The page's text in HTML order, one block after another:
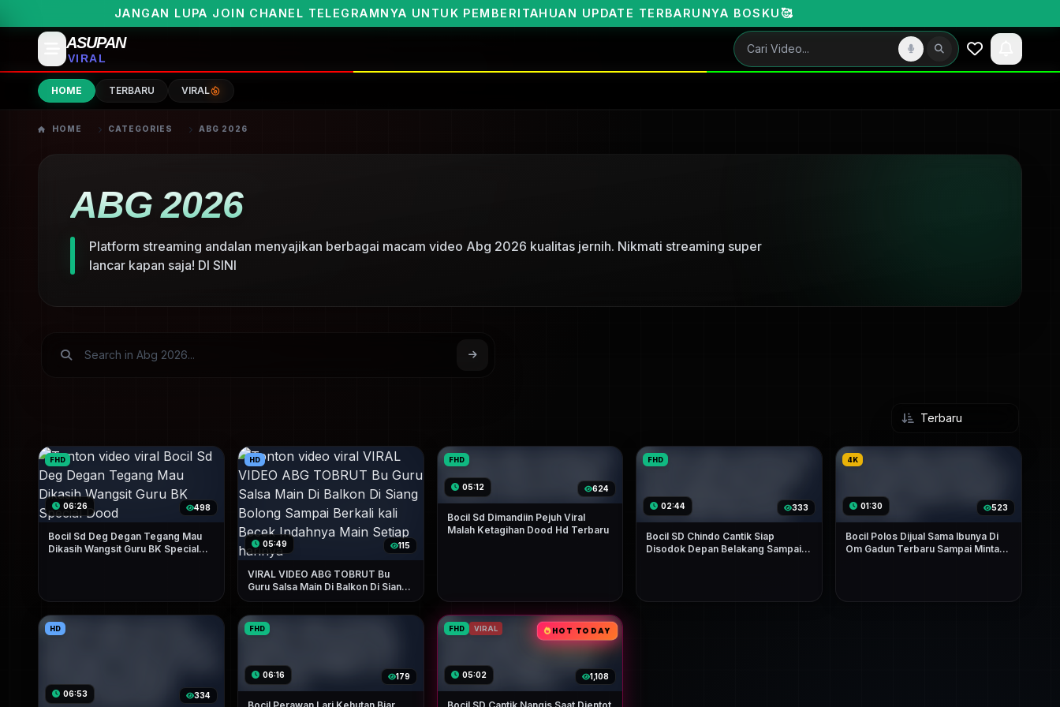
JANGAN LUPA JOIN CHANEL TELEGRAMNYA UNTUK PEMBERITAHUAN UPDATE TERBARUNYA BOSKU🥰
ASUPAN
VIRAL
HOME TERBARU VIRAL
HOME CATEGORIES ABG 2026
ABG 2026
Platform streaming andalan menyajikan berbagai macam video Abg 2026 kualitas jernih. Nikmati streaming super
lancar kapan saja! DI SINI
FHD
06:26 498
Bocil Sd Deg Degan Tegang Mau
Dikasih Wangsit Guru BK Special
HD
05:49 115
VIRAL VIDEO ABG TOBRUT Bu
Guru Salsa Main Di Balkon Di Siang
Bolong Sampai Berkali-kali Becek
Indahnya Main Setiap harinya
FHD
05:12 624
Bocil Sd Dimandiin Pejuh Viral
Malah Ketagihan Dood Hd Terbaru
FHD
02:44 333
Bocil SD Chindo Cantik Siap
Disodok Depan Belakang Sampai
4K
01:30 523
Bocil Polos Dijual Sama Ibunya Di
Om Gadun Terbaru Sampai Minta
HD
06:53 334
FHD
06:16 179
FHD VIRAL
05:02 1,108
HOT TODAY